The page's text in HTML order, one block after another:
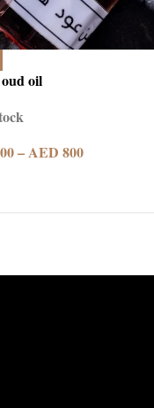
oil
– AED 800